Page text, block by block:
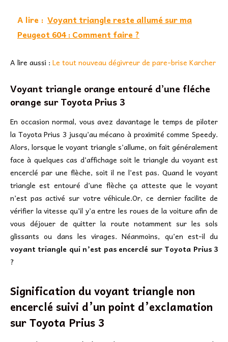
A lire : Voyant triangle reste allumé sur ma
Peugeot 604 : Comment faire ?
A lire aussi : Le tout nouveau dégivreur de pare-brise Karcher
Voyant triangle orange entouré d’une fléche
orange sur Toyota Prius 3
En occasion normal, vous avez davantage le temps de piloter
la Toyota Prius 3 jusqu’au mécano à proximité comme Speedy.
Alors, lorsque le voyant triangle s’allume, on fait généralement
face à quelques cas d’affichage soit le triangle du voyant est
encerclé par une flèche, soit il ne l’est pas. Quand le voyant
triangle est entouré d’une flèche ça atteste que le voyant
n’est pas activé sur votre véhicule.Or, ce dernier facilite de
vérifier la vitesse qu’il y’a entre les roues de la voiture afin de
vous déjouer de quitter la route notamment sur les sols
glissants ou dans les virages. Néanmoins, qu’en est-il du
voyant triangle qui n’est pas encerclé sur Toyota Prius 3
?
Signification du voyant triangle non
encerclé suivi d’un point d’exclamation
surToyota Prius 3